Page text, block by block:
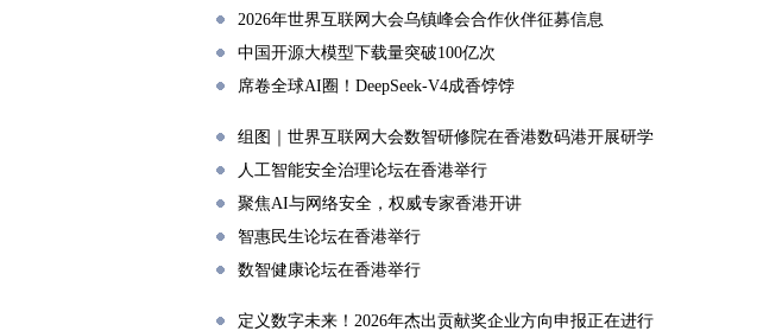
2026年世界互联网大会乌镇峰会合作伙伴征募信息
中国开源大模型下载量突破100亿次
席卷全球AI圈！DeepSeek-V4成香饽饽
组图｜世界互联网大会数智研修院在香港数码港开展研学
人工智能安全治理论坛在香港举行
聚焦AI与网络安全，权威专家香港开讲
智惠民生论坛在香港举行
数智健康论坛在香港举行
定义数字未来！2026年杰出贡献奖企业方向申报正在进行